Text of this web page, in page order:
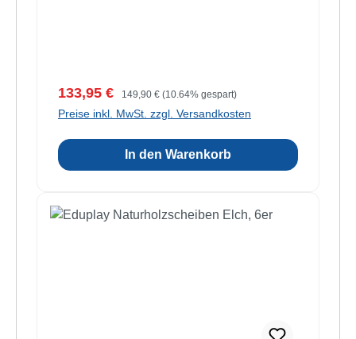
Verkaufspreis:
133,95 € Regulärer Preis:
149,90 € (10.64% gespart)
Preise inkl. MwSt. zzgl. Versandkosten
In den Warenkorb